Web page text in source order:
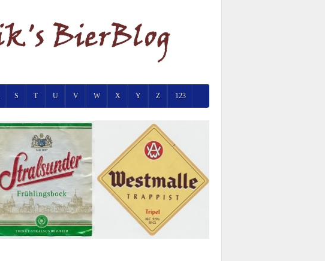
S T U V W X Y Z 123